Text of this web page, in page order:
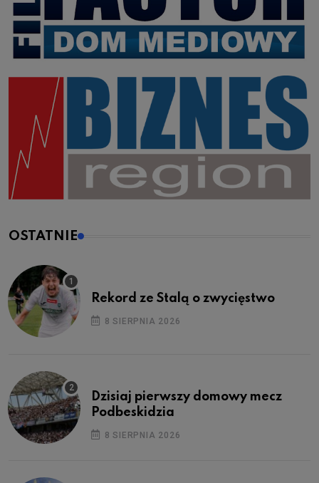
OSTATNIE
Rekord ze Stalą o zwycięstwo
8 SIERPNIA 2026
Dzisiaj pierwszy domowy mecz
Podbeskidzia
8 SIERPNIA 2026